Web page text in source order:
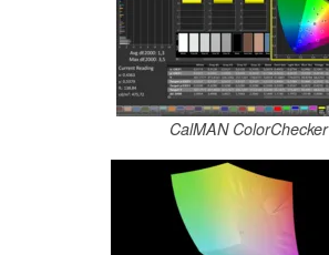
CalMAN ColorChecker